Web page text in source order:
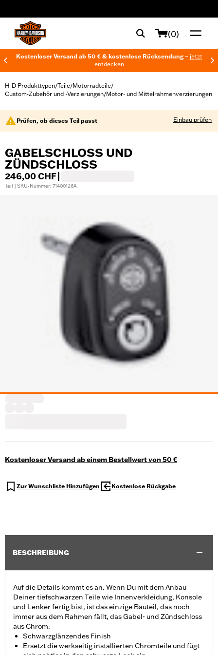
(0)
Kostenloser Versand ab 50 € & kostenlose Rücksendung – jetzt
entdecken
H-D Produkttypen/Teile/Motorradteile/
Custom-Zubehör und -Verzierungen/Motor- und Mittelrahmenverzierungen
Prüfen, ob dieses Teil passt Einbau prüfen
GABELSCHLOSS UND
ZÜNDSCHLOSS
246,00 CHF
Teil | SKU-Nummer: 71400126A
Kostenloser Versand ab einem Bestellwert von 50 €
Zur Wunschliste Hinzufügen Kostenlose Rückgabe
BESCHREIBUNG
Auf die Details kommt es an. Wenn Du mit dem Anbau
Deiner tiefschwarzen Teile wie Innenverkleidung, Konsole
und Lenker fertig bist, ist das einzige Bauteil, das noch
immer aus dem Rahmen fällt, das Gabel- und Zündschloss
aus Chrom.
Schwarzglänzendes Finish
Ersetzt die werkseitig installierten Chromteile und fügt